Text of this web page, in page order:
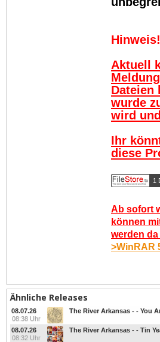
Aktuell
Dateien
wurde
wird
Ihr
diese
1
Ab sofort
können
werden
>WinRAR
Ähnliche Releases
08.07.26
08:38 Uhr
The River Arkansas - - You
08.07.26
08:32 Uhr
The River Arkansas - - Tin